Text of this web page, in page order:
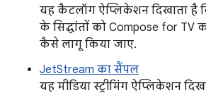
यह कैटलॉग ऐप्लिकेशन दिखाता है
के सिद्धांतों को Compose for
कैसे लागू किया जाए.
JetStream का सैंपल
यह मीडिया स्ट्रीमिंग ऐप्लिकेशन